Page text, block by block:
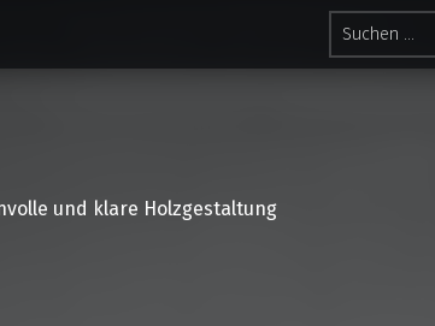
Suchen nach:
und klare Holzgestaltung